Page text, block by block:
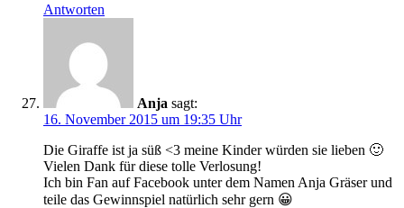
Antworten
Anja sagt:
16. November 2015 um 19:35 Uhr
Die Giraffe ist ja süß <3 meine Kinder würden sie lieben 🙂
Vielen Dank für diese tolle Verlosung!
Ich bin Fan auf Facebook unter dem Namen Anja Gräser und
teile das Gewinnspiel natürlich sehr gern 😀